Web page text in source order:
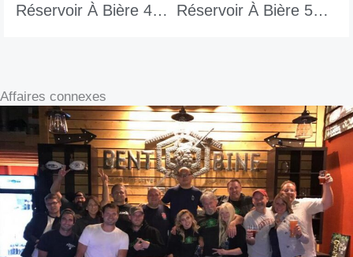
Réservoir À Bière 45KL Réservoir À Bière 55KL
Affaires connexes